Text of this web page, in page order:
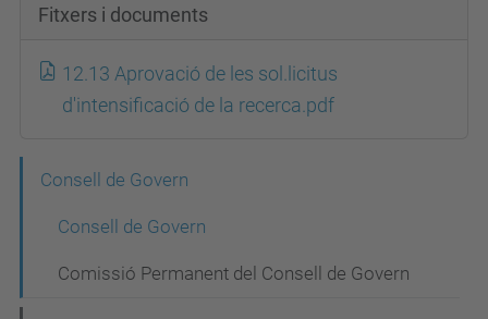
Fitxers i documents
12.13 Aprovació de les sol.licitus
d'intensificació de la recerca.pdf
e
Consell de Govern
Consell de Govern
Comissió Permanent del Consell de Govern